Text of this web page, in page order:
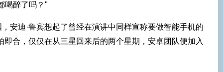
喝醉了吗？"
安迪·鲁宾想起了曾经在演讲中同样宣称要做智能手机的
即合，仅仅在从三星回来后的两个星期，安卓团队便加入